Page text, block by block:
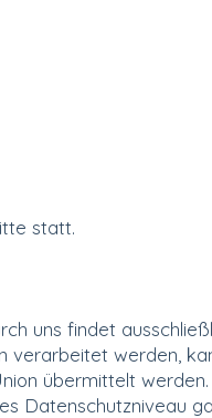
statt.
uns findet
werden,
übermittelt